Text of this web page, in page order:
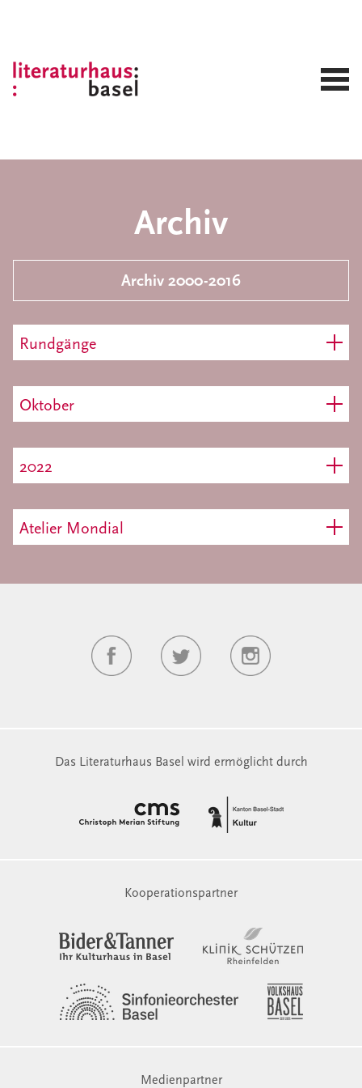
Archiv
Archiv 2000-2016
Rundgänge
Oktober
2022
Atelier Mondial
Das Literaturhaus Basel wird ermöglicht durch
Kooperationspartner
Medienpartner